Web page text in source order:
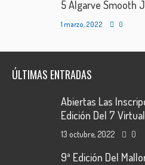
5 Algarve Smooth
1 marzo, 2022 0
ÚLTIMAS ENTRADAS
Abiertas Las
Edición Del 7
13 octubre, 2022 0
9ª Edición Del